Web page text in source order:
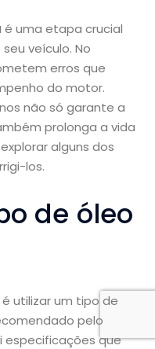
é uma etapa crucial
veículo. No
erros que
do motor.
não só garante a
prolonga a vida
alguns dos
los.
de óleo
utilizar um tipo de
pelo
especificações que